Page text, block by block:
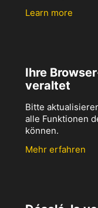
Learn more
Ihre
veraltet
Bitte
alle Funktionen
können.
Mehr erfahren